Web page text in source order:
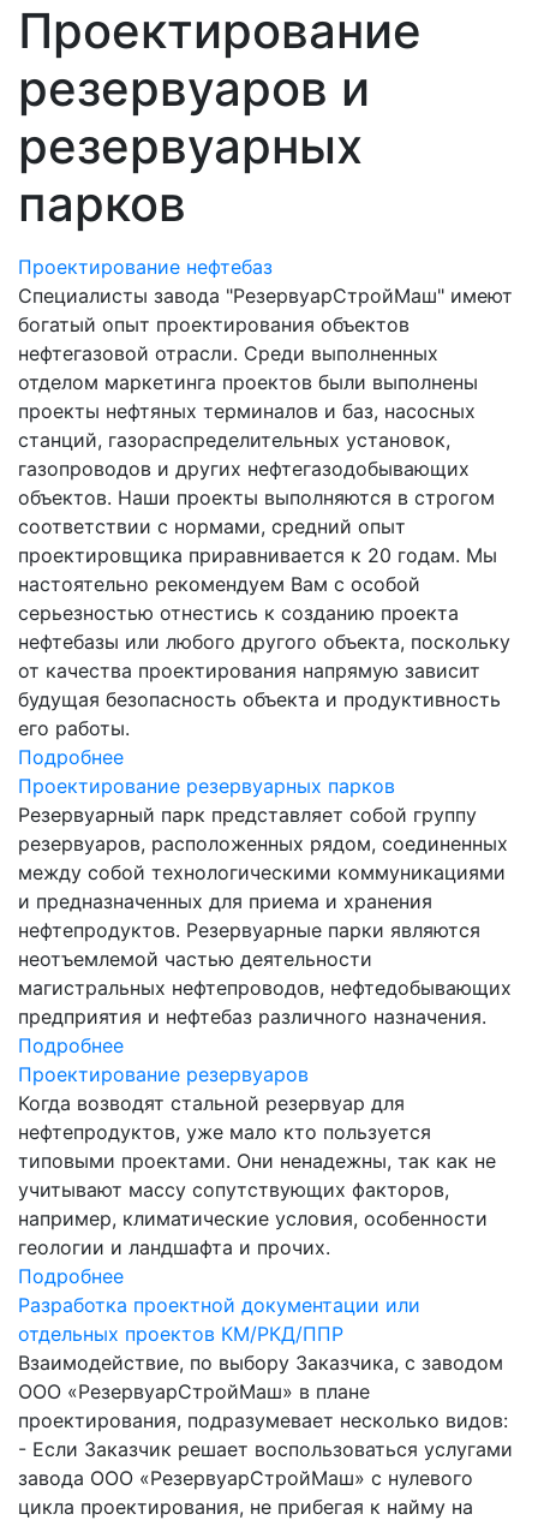
Проектирование
резервуаров и
резервуарных
парков
Проектирование нефтебаз
Специалисты завода "РезервуарСтройМаш" имеют
богатый опыт проектирования объектов
нефтегазовой отрасли. Среди выполненных
отделом маркетинга проектов были выполнены
проекты нефтяных терминалов и баз, насосных
станций, газораспределительных установок,
газопроводов и других нефтегазодобывающих
объектов. Наши проекты выполняются в строгом
соответствии с нормами, средний опыт
проектировщика приравнивается к 20 годам. Мы
настоятельно рекомендуем Вам с особой
серьезностью отнестись к созданию проекта
нефтебазы или любого другого объекта, поскольку
от качества проектирования напрямую зависит
будущая безопасность объекта и продуктивность
его работы.
Подробнее
Проектирование резервуарных парков
Резервуарный парк представляет собой группу
резервуаров, расположенных рядом, соединенных
между собой технологическими коммуникациями
и предназначенных для приема и хранения
нефтепродуктов. Резервуарные парки являются
неотъемлемой частью деятельности
магистральных нефтепроводов, нефтедобывающих
предприятия и нефтебаз различного назначения.
Подробнее
Проектирование резервуаров
Когда возводят стальной резервуар для
нефтепродуктов, уже мало кто пользуется
типовыми проектами. Они ненадежны, так как не
учитывают массу сопутствующих факторов,
например, климатические условия, особенности
геологии и ландшафта и прочих.
Подробнее
Разработка проектной документации или
отдельных проектов КМ/РКД/ППР
Взаимодействие, по выбору Заказчика, с заводом
ООО «РезервуарСтройМаш» в плане
проектирования, подразумевает несколько видов:
- Если Заказчик решает воспользоваться услугами
завода ООО «РезервуарСтройМаш» с нулевого
цикла проектирования, не прибегая к найму на